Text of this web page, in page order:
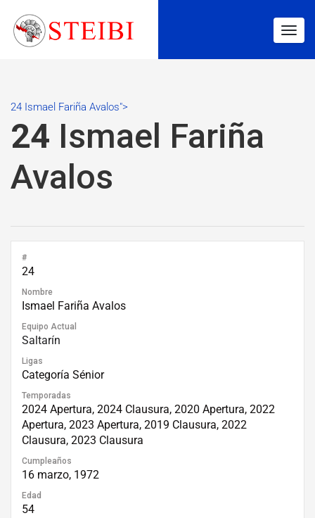
24 Ismael Fariña Avalos">
24 Ismael Fariña
Avalos
#
24
Nombre
Ismael Fariña Avalos
Equipo Actual
Saltarín
Ligas
Categoría Sénior
Temporadas
2024 Apertura, 2024 Clausura, 2020 Apertura, 2022
Apertura, 2023 Apertura, 2019 Clausura, 2022
Clausura, 2023 Clausura
Cumpleaños
16 marzo, 1972
Edad
54